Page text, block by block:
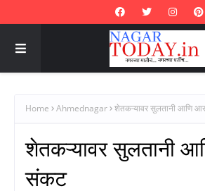
Home Ahmednagar शेतकऱ्यावर सुलतानी आणि
शेतकऱ्यावर सुलतानी
संकट